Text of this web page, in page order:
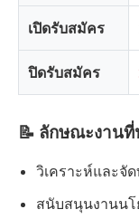
เปิดรับสมัคร
ปิดรับสมัคร
📝 ลักษณะงาน
วิเคราะห์และจั
สนับสนุนงานนโ